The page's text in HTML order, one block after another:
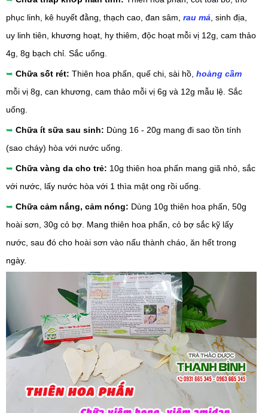
phục linh, kê huyết đằng, thạch cao, đan sâm, rau má , sinh địa,
uy linh tiên, khương hoạt, hy thiêm, độc hoạt mỗi vị 12g, cam thảo
4g, 8g bạch chỉ. Sắc uống.
➥ Chữa sốt rét: Thiên hoa phấn, quế chi, sài hồ, hoàng cầm
mỗi vị 8g, can khương, cam thảo mỗi vị 6g và 12g mẫu lệ. Sắc
uống.
➥ Chữa ít sữa sau sinh: Dùng 16 - 20g mang đi sao tồn tính
(sao cháy) hòa với nước uống.
➥ Chữa vàng da cho trẻ: 10g thiên hoa phấn mang giã nhỏ, sắc
với nước, lấy nước hòa với 1 thìa mật ong rồi uống.
➥ Chữa cảm nắng, cảm nóng: Dùng 10g thiên hoa phấn, 50g
hoài sơn, 30g cỏ bợ. Mang thiên hoa phấn, cỏ bợ sắc kỹ lấy
nước, sau đó cho hoài sơn vào nấu thành cháo, ăn hết trong
ngày.